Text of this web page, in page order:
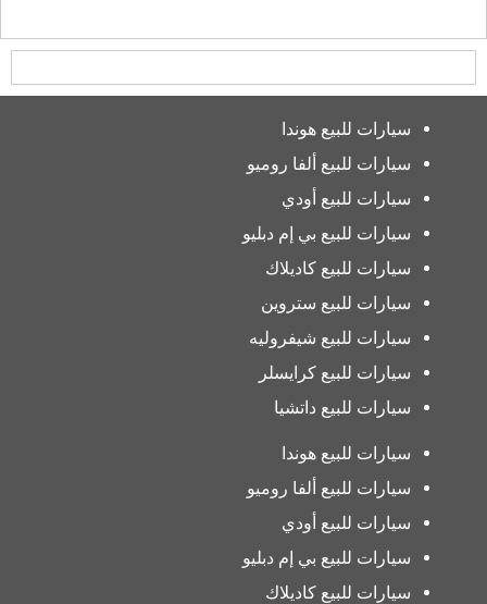
سيارات للبيع هوندا
سيارات للبيع ألفا روميو
سيارات للبيع أودي
سيارات للبيع بي إم دبليو
سيارات للبيع كاديلاك
سيارات للبيع ستروين
سيارات للبيع شيفروليه
سيارات للبيع كرايسلر
سيارات للبيع داتشيا
سيارات للبيع هوندا
سيارات للبيع ألفا روميو
سيارات للبيع أودي
سيارات للبيع بي إم دبليو
سيارات للبيع كاديلاك